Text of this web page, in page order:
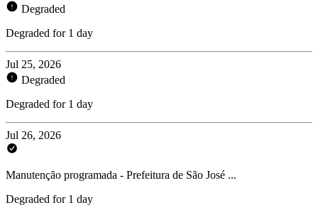
Degraded
Degraded for 1 day
Jul 25, 2026
Degraded
Degraded for 1 day
Jul 26, 2026
Manutenção programada - Prefeitura de São José ...
Degraded for 1 day